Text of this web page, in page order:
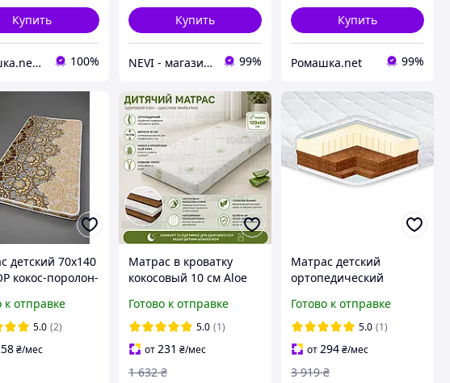
Купить
Ромашка.net - детский интернет-магазин 100%
Купить
NEVI - магазин детских товаров 99%
Купить
Ромашка.net 99%
детский 70х140
кокос-поролон-
к отправке
5.0 (2)
₴/мес
Матрас в кроватку
кокосовый 10 см Aloe
ортопедический для
новорожденных Алоэ
Вера
Готово к отправке
5.0 (1)
от231 ₴/мес
1 632 ₴
Матрас детский
ортопедический
Latex 3+3
Готово к отправке
5.0 (1)
от294₴/мес
3 919 ₴